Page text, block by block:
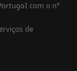
com o nº
de